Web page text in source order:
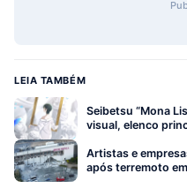
LEIA TAMBÉM
Seibetsu “Mona
visual, elenco
Artistas e
após terremoto